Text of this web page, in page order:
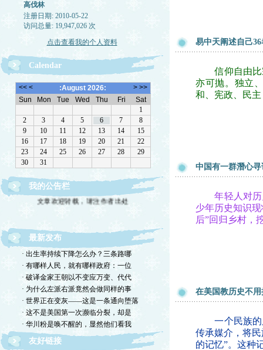
高伐林
注册日期: 2010-05-22
访问总量: 19,947,026 次
点击查看我的个人资料
Calendar
我的公告栏
文章欢迎转载，请注作者出处
最新发布
· 出生率持续下降怎么办？三条路哪
· 有哪样人民，就有哪样政府：一位
· 破译金家王朝以不变应万变、代代
· 为什么左派右派竟然会做同样的事
· 世界正在变灰——这是一条通向堕落
· 这不是美国第一次濒临分裂，却是
· 华川粉是唤不醒的，显然他们看我
友好链接
易中天阐述自己
信仰自由比宗
亦可抛。独立
和、宪政、民
中国有一群潛心
年轻人对历史
少年历史知识
后”回归乡村，
在美国教历史不
一个民族的历
传承媒介，将
的记忆”。这种